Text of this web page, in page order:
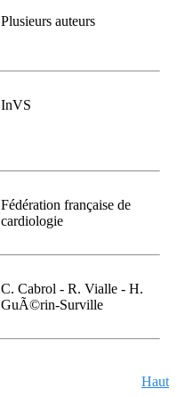
Plusieurs auteurs
InVS
Fédération française de
cardiologie
C. Cabrol - R. Vialle - H.
GuÃ©rin-Surville
Haut